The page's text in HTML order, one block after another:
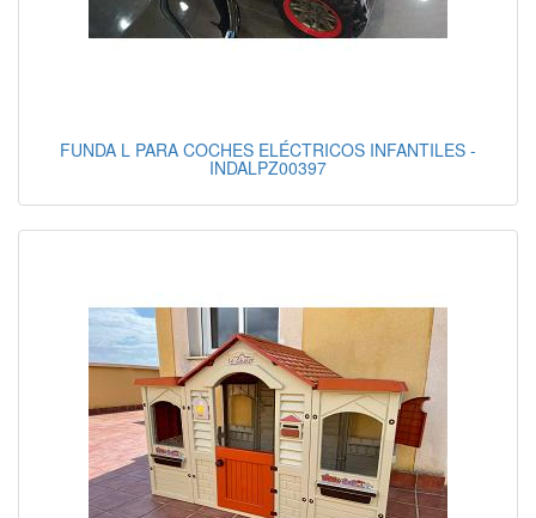
FUNDA L PARA COCHES ELÉCTRICOS INFANTILES -
INDALPZ00397